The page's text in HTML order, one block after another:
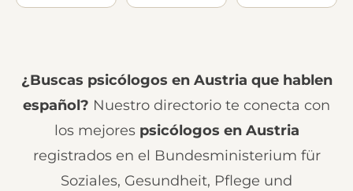
¿Buscas psicólogos en Austria que hablen
español? Nuestro directorio te conecta con
los mejores psicólogos en Austria
registrados en el Bundesministerium für
Soziales, Gesundheit, Pflege und